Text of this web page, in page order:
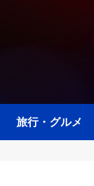
旅行・グルメ